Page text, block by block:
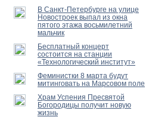
В Санкт-Петербурге на улице
Новостроек выпал из окна
пятого этажа восьмилетний
мальчик
Бесплатный концерт
состоится на станции
«Технологический институт»
Феминистки 8 марта будут
митинговать на Марсовом поле
Храм Успения Пресвятой
Богородицы получит новую
жизнь